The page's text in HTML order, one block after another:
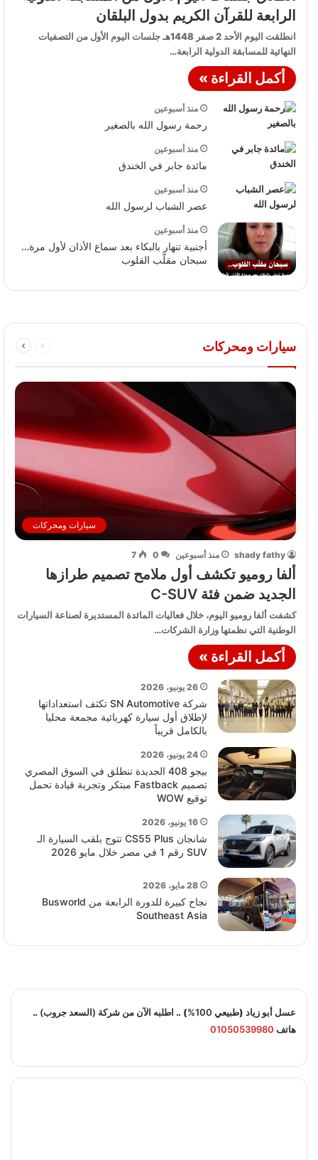
الرابعة للقرآن الكريم بدول البلقان
انطلقت اليوم الأحد 2 صفر 1448هـ جلسات اليوم الأول من التصفيات
النهائية للمسابقة الدولية الرابعة…
أكمل القراءة »
منذ أسبوعين
رحمة رسول الله بالصغير
منذ أسبوعين
مائدة جابر في الخندق
منذ أسبوعين
عصر الشباب لرسول الله
منذ أسبوعين
أجنبية تنهار بالبكاء بعد سماع الأذان لأول مرة…
سبحان مقلّب القلوب
سيارات ومحركات
سيارات ومحركات
shady fathy منذ أسبوعين 0
7
ألفا روميو تكشف أول ملامح تصميم طرازها
الجديد ضمن فئة C-SUV
كشفت ألفا روميو اليوم، خلال فعاليات المائدة المستديرة لصناعة السيارات
الوطنية التي نظمتها وزارة الشركات…
أكمل القراءة »
26 يونيو، 2026
شركة SN Automotive تكثف استعداداتها
لإطلاق أول سيارة كهربائية مجمعة محليا
بالكامل قريباً
24 يونيو، 2026
بيجو 408 الجديدة تنطلق في السوق المصري
تصميم Fastback مبتكر وتجربة قيادة تحمل
توقيع WOW
16 يونيو، 2026
شانجان CS55 Plus تتوج بلقب السيارة الـ
SUV رقم 1 في مصر خلال مايو 2026
28 مايو، 2026
نجاح كبيرة للدورة الرابعة من Busworld
Southeast Asia
عسل أبو زياد (طبيعي 100% ) .. اطلبه الآن من شركة (السعد جروب) ..
هاتف 01050539980